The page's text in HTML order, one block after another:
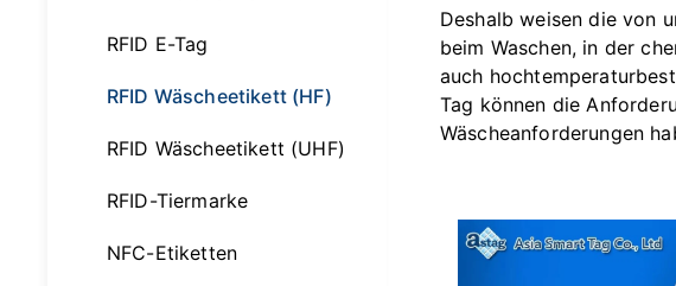
RFID E-Tag
RFID Wäscheetikett (HF)
RFID Wäscheetikett (UHF)
RFID-Tiermarke
NFC-Etiketten
Deshalb weisen die von
beim Waschen, in der
auch
Tag können die
Wäscheanforderungen